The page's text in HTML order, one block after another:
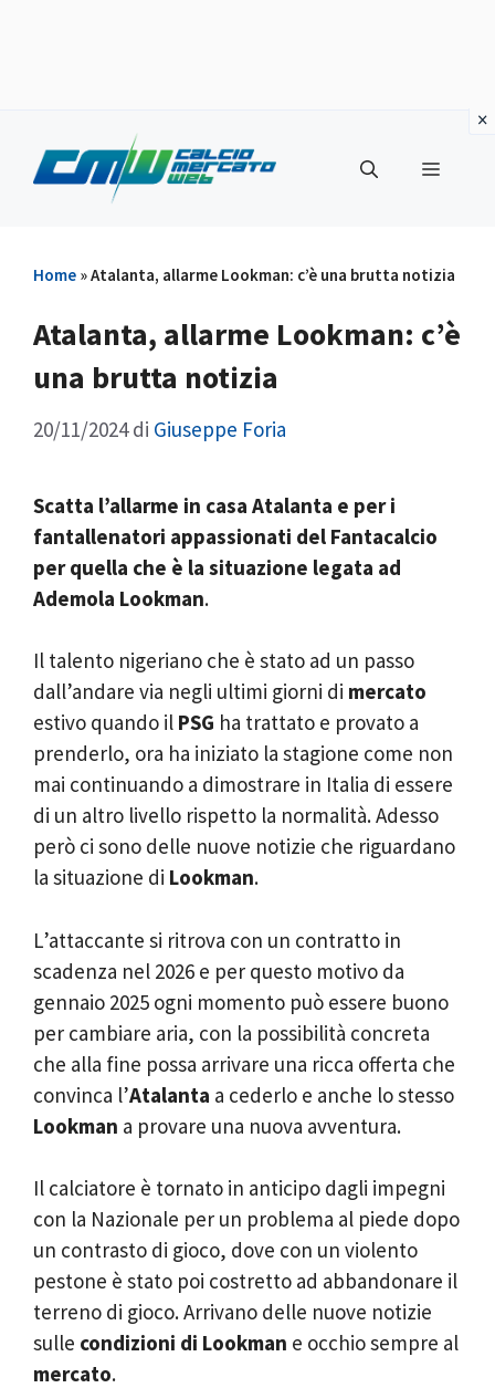
contenuto
Menu
Home »Atalanta, allarme Lookman: c’è una brutta notizia
Atalanta, allarme Lookman: c’è
una brutta notizia
20/11/2024 di Giuseppe Foria
Scatta l’allarme in casa Atalanta e per i
fantallenatori appassionati del Fantacalcio
per quella che è la situazione legata ad
Ademola Lookman.
Il talento nigeriano che è stato ad un passo
dall’andare via negli ultimi giorni di mercato
estivo quando il PSG ha trattato e provato a
prenderlo, ora ha iniziato la stagione come non
mai continuando a dimostrare in Italia di essere
di un altro livello rispetto la normalità. Adesso
però ci sono delle nuove notizie che riguardano
la situazione di Lookman.
L’attaccante si ritrova con un contratto in
scadenza nel 2026 e per questo motivo da
gennaio 2025 ogni momento può essere buono
per cambiare aria, con la possibilità concreta
che alla fine possa arrivare una ricca offerta che
convinca l’Atalanta a cederlo e anche lo stesso
Lookman a provare una nuova avventura.
Il calciatore è tornato in anticipo dagli impegni
con la Nazionale per un problema al piede dopo
un contrasto di gioco, dove con un violento
pestone è stato poi costretto ad abbandonare il
terreno di gioco. Arrivano delle nuove notizie
sulle condizioni di Lookman e occhio sempre al
mercato.